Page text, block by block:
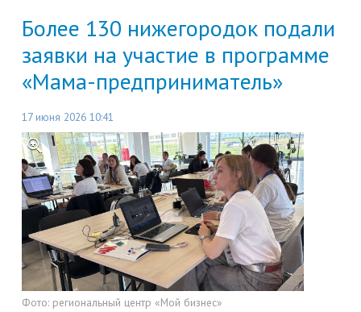
Более 130 нижегородок подали
заявки на участие в программе
«Мама-предприниматель»
17 июня 2026 10:41
Фото: региональный центр «Мой бизнес»